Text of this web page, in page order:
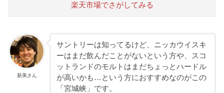
楽天市場でさがしてみる
新美さん
サントリーは知ってるけど、ニッカウイスキ
ーはまだ飲んだことがないという方や、スコ
ットランドのモルトはまだちょっとハードル
が高いかも…という方におすすめなのがこの
「宮城峡」です。